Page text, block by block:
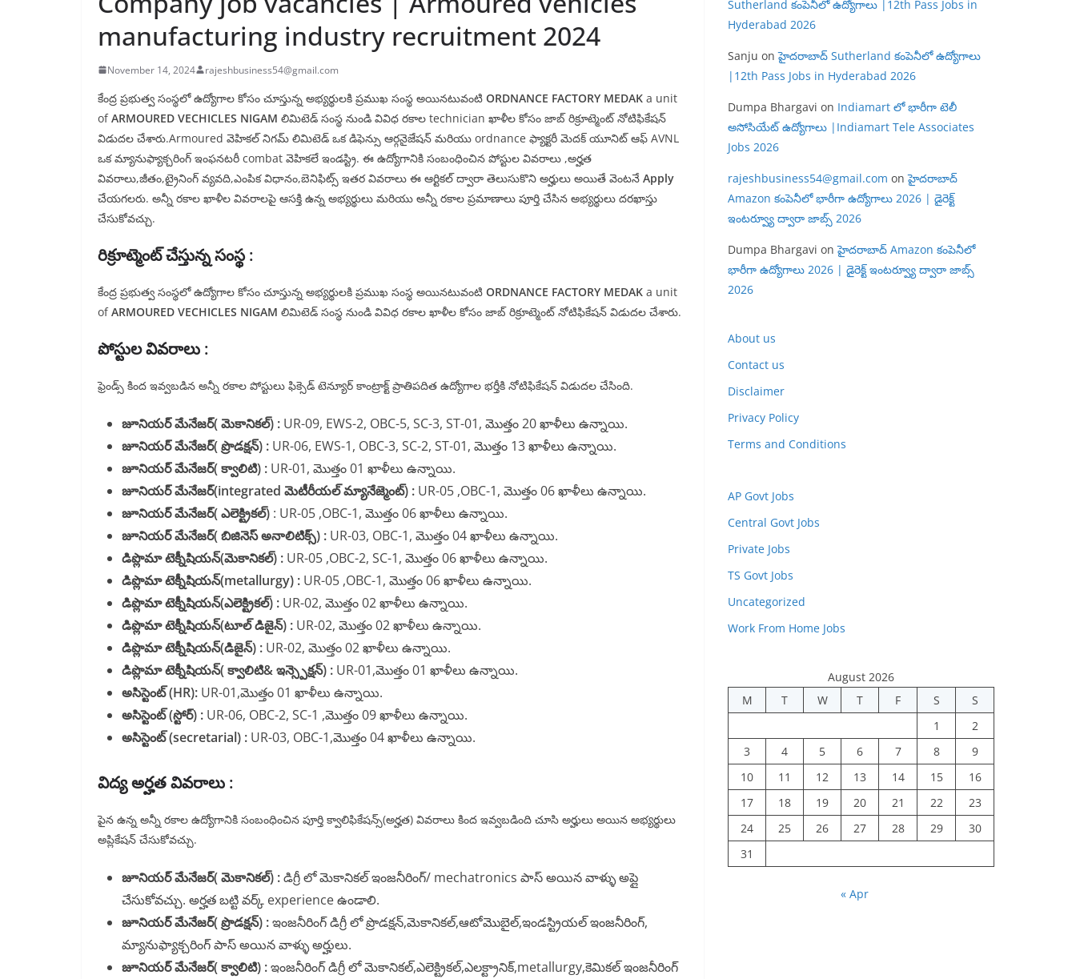
manufacturing industry recruitment 2024
November 14, 2024 rajeshbusiness54@gmail.com
కేంద్ర ప్రభుత్వ సంస్థలో ఉద్యోగాల కోసం చూస్తున్న అభ్యర్థులకి ప్రముఖ సంస్థ అయినటువంటి ORDNANCE FACTORY MEDAK a unit
ofARMOURED VECHICLES NIGAM లిమిటెడ్ సంస్థ నుండి వివిధ రకాల technician ఖాళీల కోసం జాబ్ రిక్రూట్మెంట్ నోటిఫికేషన్
విడుదల చేశారు.Armoured వెహికల్ నిగమ్ లిమిటెడ్ ఒక డిఫెన్సు ఆర్గనైజేషన్ మరియు ordnance ఫ్యాక్టరీ మెదక్ యూనిట్ ఆఫ్ AVNL
ఒక మ్యానుఫ్యాక్చరింగ్ ఇంఫనటరీ combat వెహికలే ఇండస్ట్రి. ఈ ఉద్యోగానికి సంబంధించిన పోస్టుల వివరాలు ,అర్హత
వివరాలు,జీతం,ట్రైనింగ్ వ్యవది,ఎంపిక విధానం,బెనిఫిట్స్ ఇతర వివరాలు ఈ ఆర్టికల్ ద్వారా తెలుసుకొని అర్హులు అయితే వెంటనే Apply
చేయగలరు. అన్నీ రకాల ఖాళీల వివరాలపై ఆసక్తి ఉన్న అభ్యర్థులు మరియు అన్నీ రకాల ప్రమాణాలు పూర్తి చేసిన అభ్యర్థులు దరఖాస్తు
చేసుకోవచ్చు.
రిక్రూట్మెంట్ చేస్తున్న సంస్థ :
కేంద్ర ప్రభుత్వ సంస్థలో ఉద్యోగాల కోసం చూస్తున్న అభ్యర్థులకి ప్రముఖ సంస్థ అయినటువంటి ORDNANCE FACTORY MEDAK a unit
ofARMOURED VECHICLES NIGAM లిమిటెడ్ సంస్థ నుండి వివిధ రకాల ఖాళీల కోసం జాబ్ రిక్రూట్మెంట్ నోటిఫికేషన్ విడుదల చేశారు.
పోస్టుల వివరాలు :
ఫ్రెండ్స్ కింద ఇవ్వబడిన అన్నీ రకాల పోస్టులు ఫిక్సెడ్ టెన్యూర్ కాంట్రాక్ట్ ప్రాతిపదిత ఉద్యోగాల భర్తీకి నోటిఫికేషన్ విడుదల చేసింది.
జూనియర్ మేనేజర్( మెకానికల్) : UR-09, EWS-2, OBC-5, SC-3, ST-01, మొత్తం 20 ఖాళీలు ఉన్నాయి.
జూనియర్ మేనేజర్( ప్రొడక్షన్) : UR-06, EWS-1, OBC-3, SC-2, ST-01, మొత్తం 13 ఖాళీలు ఉన్నాయి.
జూనియర్ మేనేజర్( క్వాలిటి) : UR-01, మొత్తం 01 ఖాళీలు ఉన్నాయి.
జూనియర్ మేనేజర్(integrated మెటీరీయల్ మ్యానేజ్మెంట్) : UR-05 ,OBC-1, మొత్తం 06 ఖాళీలు ఉన్నాయి.
జూనియర్ మేనేజర్( ఎలెక్ట్రికల్) : UR-05 ,OBC-1, మొత్తం 06 ఖాళీలు ఉన్నాయి.
జూనియర్ మేనేజర్( బిజినెస్ అనాలిటిక్స్) : UR-03, OBC-1, మొత్తం 04 ఖాళీలు ఉన్నాయి.
డిప్లొమా టెక్నీషియన్(మెకానికల్) : UR-05 ,OBC-2, SC-1, మొత్తం 06 ఖాళీలు ఉన్నాయి.
డిప్లొమా టెక్నీషియన్(metallurgy) : UR-05 ,OBC-1, మొత్తం 06 ఖాళీలు ఉన్నాయి.
డిప్లొమా టెక్నీషియన్(ఎలెక్ట్రికల్) : UR-02, మొత్తం 02 ఖాళీలు ఉన్నాయి.
డిప్లొమా టెక్నీషియన్(టూల్ డిజైన్) : UR-02, మొత్తం 02 ఖాళీలు ఉన్నాయి.
డిప్లొమా టెక్నీషియన్(డిజైన్) : UR-02, మొత్తం 02 ఖాళీలు ఉన్నాయి.
డిప్లొమా టెక్నీషియన్( క్వాలిటి& ఇన్స్పెక్షన్) : UR-01,మొత్తం 01 ఖాళీలు ఉన్నాయి.
అసిస్టెంట్ (HR): UR-01,మొత్తం 01 ఖాళీలు ఉన్నాయి.
అసిస్టెంట్ (స్టోర్) : UR-06, OBC-2, SC-1 ,మొత్తం 09 ఖాళీలు ఉన్నాయి.
అసిస్టెంట్ (secretarial) : UR-03, OBC-1,మొత్తం 04 ఖాళీలు ఉన్నాయి.
విద్య అర్హత వివరాలు :
పైన ఉన్న అన్నీ రకాల ఉద్యోగానికి సంబంధించిన పూర్తి క్వాలిఫికేషన్స్(అర్హత) వివరాలు కింద ఇవ్వబడింది చూసి అర్హులు అయిన అభ్యర్థులు
అప్లికేషన్ చేసుకోవచ్చు.
జూనియర్ మేనేజర్( మెకానికల్) :డిగ్రీ లో మెకానికల్ ఇంజనీరింగ్/ mechatronics పాస్ అయిన వాళ్ళు అప్లై
చేసుకోవచ్చు. అర్హత బట్టి వర్క్ experience ఉండాలి.
జూనియర్ మేనేజర్( ప్రొడక్షన్) :ఇంజనీరింగ్ డిగ్రీ లో ప్రొడక్షన్,మెకానికల్,ఆటోమొబైల్,ఇండస్ట్రియల్ ఇంజనీరింగ్,
మ్యానుఫ్యాక్చరింగ్ పాస్ అయిన వాళ్ళు అర్హులు.
జూనియర్ మేనేజర్( క్వాలిటి) :ఇంజనీరింగ్ డిగ్రీ లో మెకానికల్,ఎలెక్ట్రికల్,ఎలక్ట్రానిక్,metallurgy,కెమికల్ ఇంజనీరింగ్
Sutherland కంపెనీలో ఉద్యోగాలు |12th Pass Jobs in
Hyderabad 2026
Sanju onహైదరాబాద్ Sutherland కంపెనీలో ఉద్యోగాలు
|12th Pass Jobs in Hyderabad 2026
Dumpa Bhargavi on Indiamart లో భారీగా టెలీ
అసోసియేట్ ఉద్యోగాలు |Indiamart Tele Associates
Jobs 2026
rajeshbusiness54@gmail.com onహైదరాబాద్
Amazon కంపెనీలో భారీగా ఉద్యోగాలు 2026 | డైరెక్ట్
ఇంటర్వ్యూ ద్వారా జాబ్స్ 2026
Dumpa Bhargavi onహైదరాబాద్ Amazon కంపెనీలో
భారీగా ఉద్యోగాలు 2026 | డైరెక్ట్ ఇంటర్వ్యూ ద్వారా జాబ్స్
2026
About us
Contact us
Disclaimer
Privacy Policy
Terms and Conditions
AP Govt Jobs
Central Govt Jobs
Private Jobs
TS Govt Jobs
Uncategorized
Work From Home Jobs
August 2026
M
T W T F S
S
1
2
3
4 5 6 7 8
9
10
11 12 13 14 15
16
17
18 19 20 21 22
23
24
25 26 27 28 29
30
31
« Apr